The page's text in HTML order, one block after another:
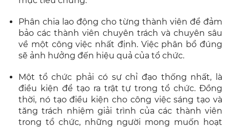
Phân chia lao động cho từng thành viên để đảm
bảo các thành viên chuyên trách và chuyên sâu
về một công việc nhất định. Việc phân bổ đúng
sẽ ảnh hưởng đến hiệu quả của tổ chức.
Một tổ chức phải có sự chỉ đạo thống nhất, là
điều kiện để tạo ra trật tự trong tổ chức. Đồng
thời, nó tạo điều kiện cho công việc sáng tạo và
tăng trách nhiệm giải trình của các thành viên
trong tổ chức, những người mong muốn hoạt